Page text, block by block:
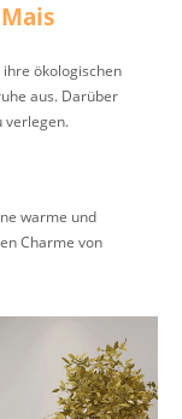
ökologischen
aus. Darüber
verlegen.
warme und
Charme von